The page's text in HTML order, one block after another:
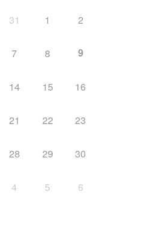
31 1 2
7 8 9
14 15 16
21 22 23
28 29 30
4 5 6